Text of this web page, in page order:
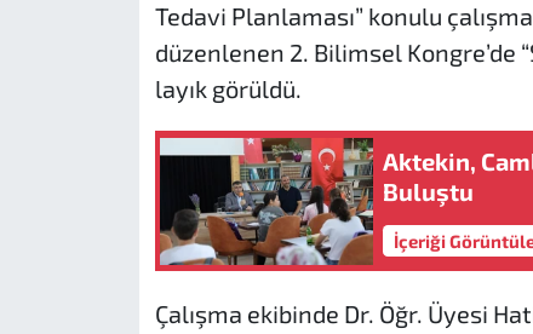
Tedavi Planlaması” konulu
düzenlenen 2. Bilimsel
layık görüldü.
Aktekin,
Buluştu
İçeriği
Çalışma ekibinde Dr. Öğr. Üyesi